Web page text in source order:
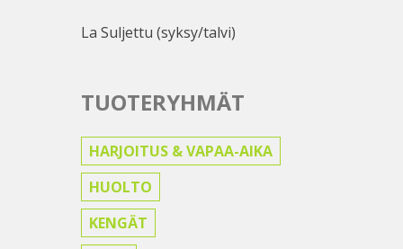
La Suljettu (syksy/talvi)
TUOTERYHMÄT
HARJOITUS & VAPAA-AIKA
HUOLTO
KENGÄT